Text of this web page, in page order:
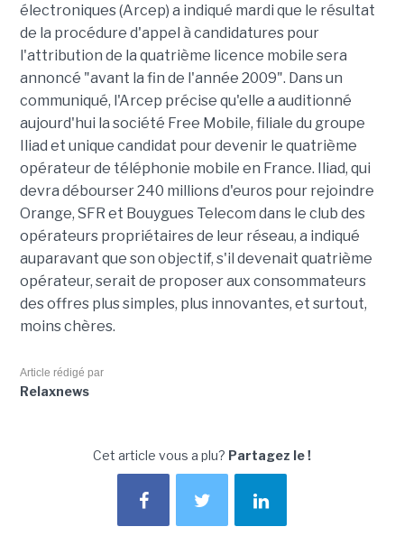
électroniques (Arcep) a indiqué mardi que le résultat
de la procédure d'appel à candidatures pour
l'attribution de la quatrième licence mobile sera
annoncé "avant la fin de l'année 2009". Dans un
communiqué, l'Arcep précise qu'elle a auditionné
aujourd'hui la société Free Mobile, filiale du groupe
Iliad et unique candidat pour devenir le quatrième
opérateur de téléphonie mobile en France. Iliad, qui
devra débourser 240 millions d'euros pour rejoindre
Orange, SFR et Bouygues Telecom dans le club des
opérateurs propriétaires de leur réseau, a indiqué
auparavant que son objectif, s'il devenait quatrième
opérateur, serait de proposer aux consommateurs
des offres plus simples, plus innovantes, et surtout,
moins chères.
Article rédigé par
Relaxnews
Cet article vous a plu? Partagez le !